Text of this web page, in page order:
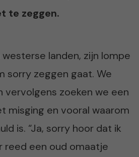
te zeggen.
landen, zijn lompe
sorry zeggen gaat. We
vervolgens zoeken we een
misging en vooral waarom
is. “Ja, sorry hoor dat ik
reed een oud omaatje